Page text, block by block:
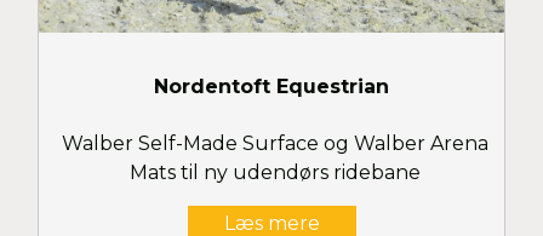
Nordentoft Equestrian
Walber Self-Made Surface og Walber Arena
Mats til ny udendørs ridebane
Læs mere